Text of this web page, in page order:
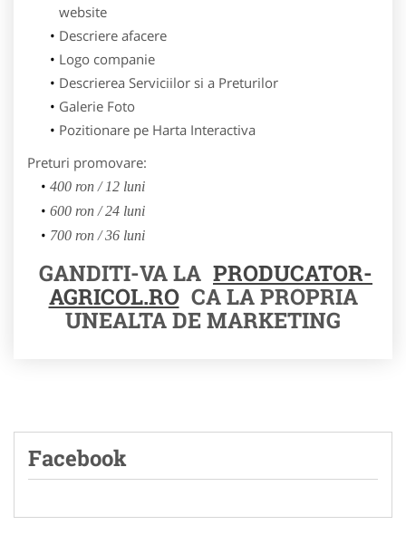
website
Descriere afacere
Logo companie
Descrierea Serviciilor si a Preturilor
Galerie Foto
Pozitionare pe Harta Interactiva
Preturi promovare:
400 ron / 12 luni
600 ron / 24 luni
700 ron / 36 luni
GANDITI-VA LA PRODUCATOR-
AGRICOL.RO CA LA PROPRIA
UNEALTA DE MARKETING
Facebook